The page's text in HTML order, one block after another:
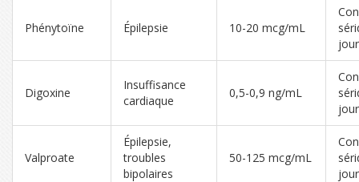
Phénytoïne Épilepsie 10-20 mcg/mL
Digoxine
Insuffisance
cardiaque
0,5-0,9 ng/mL
Valproate
Épilepsie,
troubles
bipolaires
50-125 mcg/mL